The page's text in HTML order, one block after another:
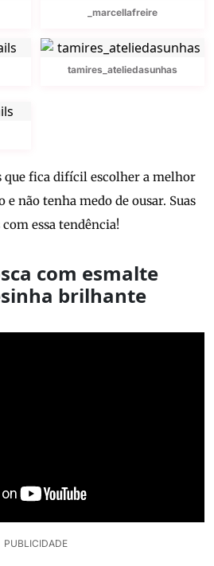
_marcellafreire
tamires_ateliedasunhas
que fica difícil escolher a melhor
e não tenha medo de ousar. Suas
essa tendência!
com esmalte
brilhante
PUBLICIDADE